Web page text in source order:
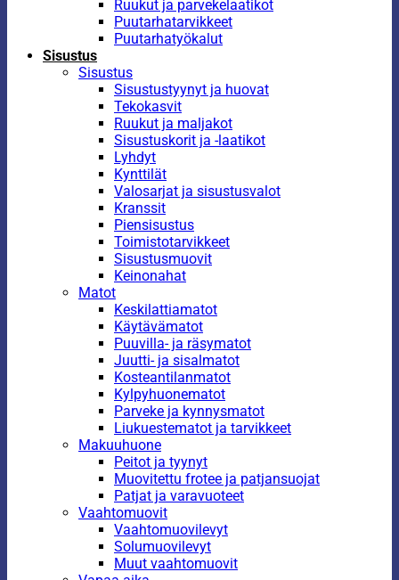
Ruukut ja parvekelaatikot
Puutarhatarvikkeet
Puutarhatyökalut
Sisustus
Sisustus
Sisustustyynyt ja huovat
Tekokasvit
Ruukut ja maljakot
Sisustuskorit ja -laatikot
Lyhdyt
Kynttilät
Valosarjat ja sisustusvalot
Kranssit
Piensisustus
Toimistotarvikkeet
Sisustusmuovit
Keinonahat
Matot
Keskilattiamatot
Käytävämatot
Puuvilla- ja räsymatot
Juutti- ja sisalmatot
Kosteantilanmatot
Kylpyhuonematot
Parveke ja kynnysmatot
Liukuestematot ja tarvikkeet
Makuuhuone
Peitot ja tyynyt
Muovitettu frotee ja patjansuojat
Patjat ja varavuoteet
Vaahtomuovit
Vaahtomuovilevyt
Solumuovilevyt
Muut vaahtomuovit